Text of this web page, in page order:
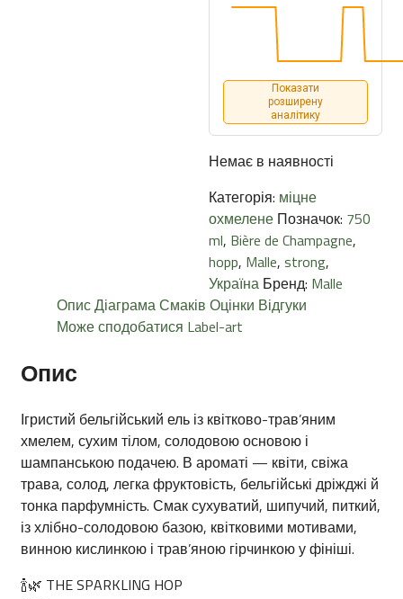
Показати
розширену
аналітику
Немає в наявності
Категорія: міцне
охмелене Позначок: 750
ml, Bière de Champagne,
hopp, Malle,strong,
Україна Бренд: Malle
ОписДіаграма Смаків Оцінки Відгуки
Може сподобатися Label-art
Опис
Ігристий бельгійський ель із квітково-трав’яним
хмелем, сухим тілом, солодовою основою і
шампанською подачею. В ароматі — квіти, свіжа
трава, солод, легка фруктовість, бельгійські дріжджі й
тонка парфумність. Смак сухуватий, шипучий, питкий,
із хлібно-солодовою базою, квітковими мотивами,
винною кислинкою і трав’яною гірчинкою у фініші.
🍾🌿 THE SPARKLING HOP